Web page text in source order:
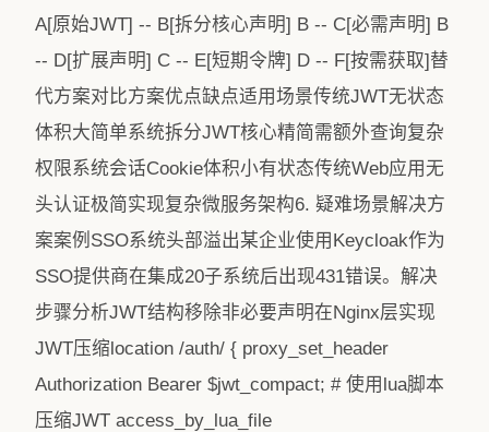
A[原始JWT] -- B[拆分核心声明] B -- C[必需声明] B
-- D[扩展声明] C -- E[短期令牌] D -- F[按需获取]替
代方案对比方案优点缺点适用场景传统JWT无状态
体积大简单系统拆分JWT核心精简需额外查询复杂
权限系统会话Cookie体积小有状态传统Web应用无
头认证极简实现复杂微服务架构6. 疑难场景解决方
案案例SSO系统头部溢出某企业使用Keycloak作为
SSO提供商在集成20子系统后出现431错误。解决
步骤分析JWT结构移除非必要声明在Nginx层实现
JWT压缩location /auth/ { proxy_set_header
Authorization Bearer $jwt_compact; # 使用lua脚本
压缩JWT access_by_lua_file